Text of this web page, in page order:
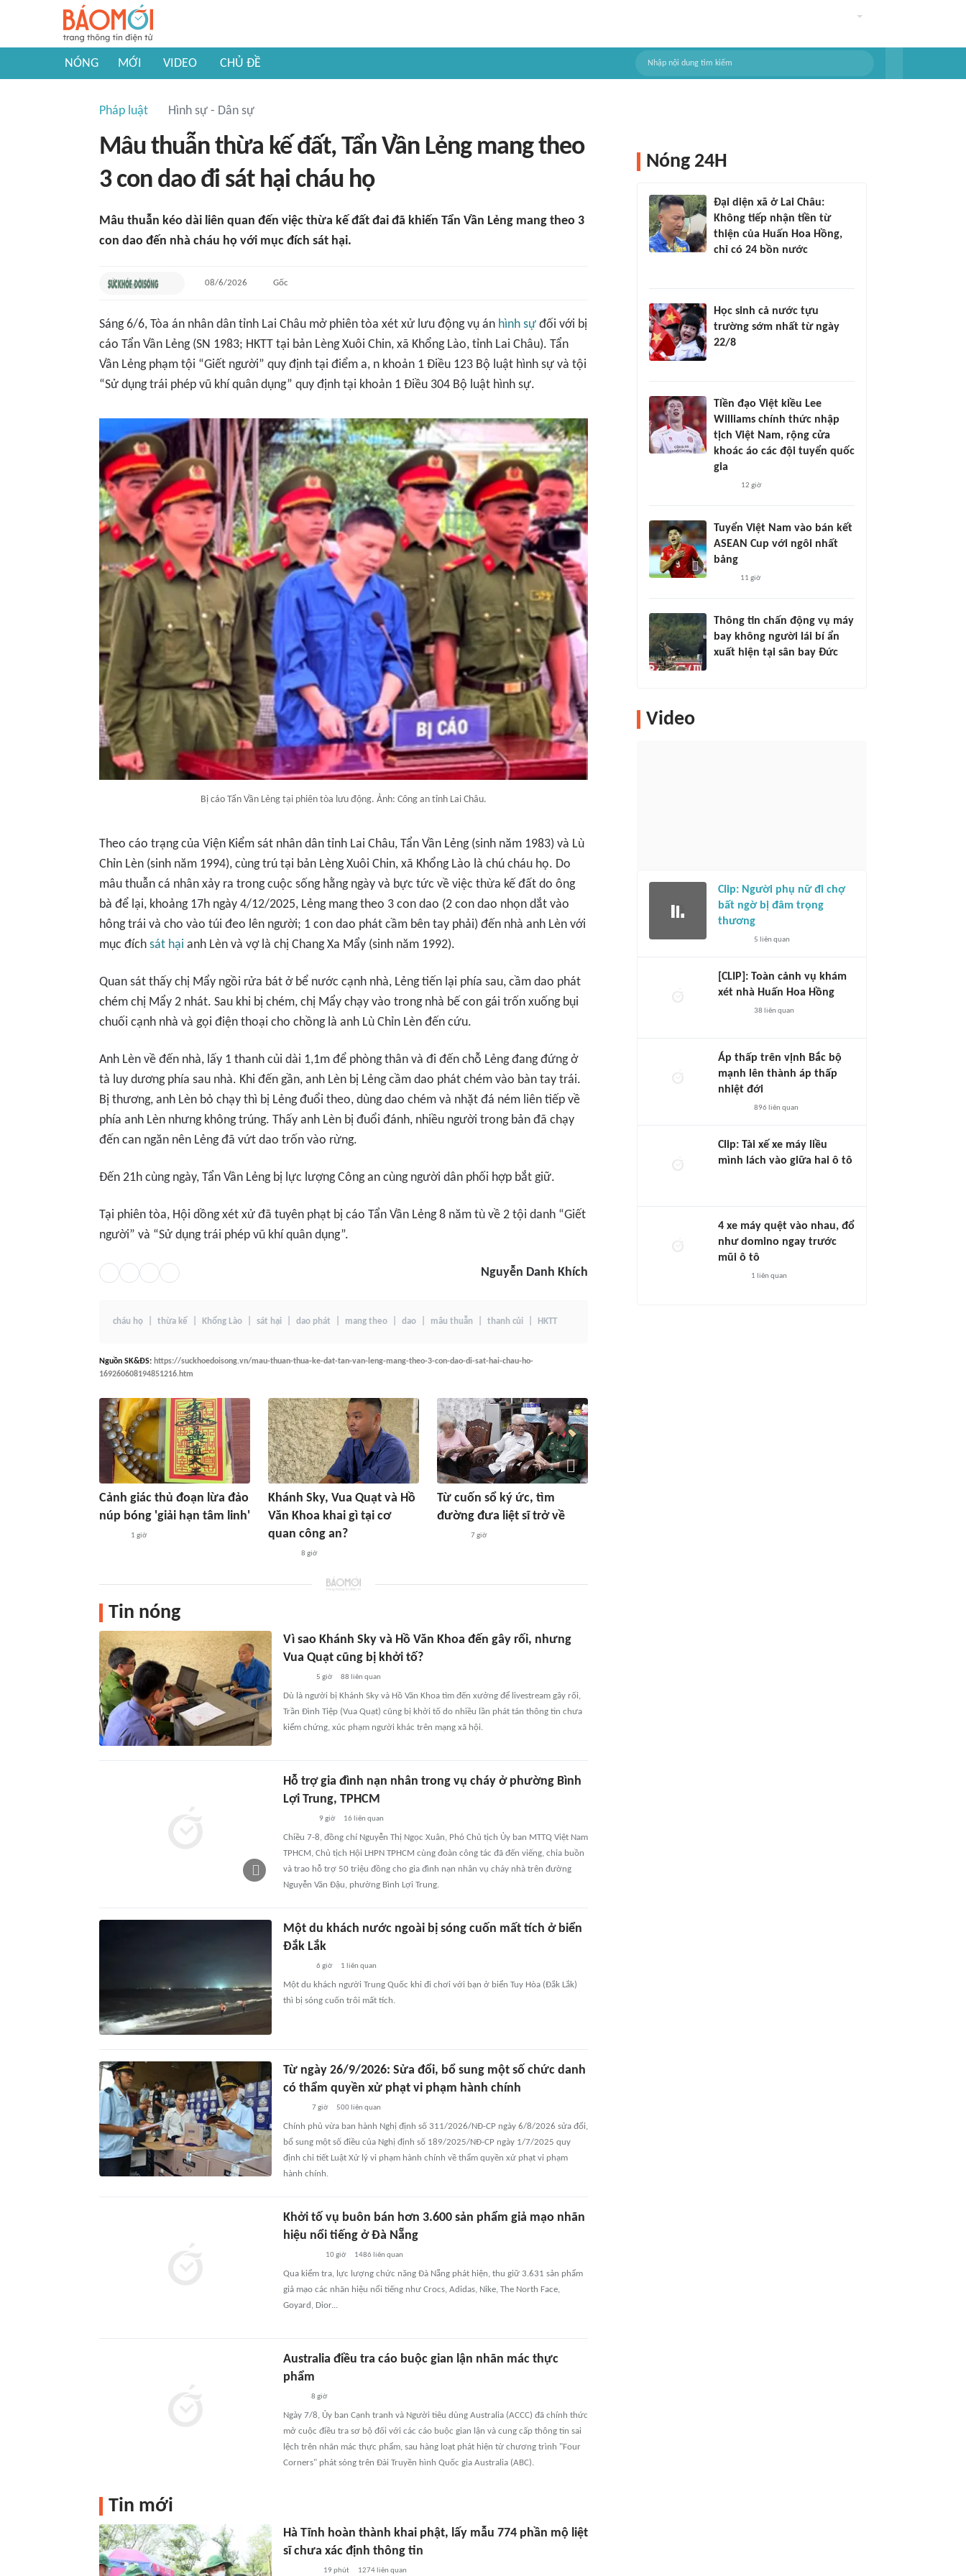
NÓNG MỚI VIDEO CHỦ ĐỀ
Pháp luật Hình sự - Dân sự
Mâu thuẫn thừa kế đất, Tẩn Vần Lẻng mang theo
3 con dao đi sát hại cháu họ
Mâu thuẫn kéo dài liên quan đến việc thừa kế đất đai đã khiến Tẩn Vần Lẻng mang theo 3
con dao đến nhà cháu họ với mục đích sát hại.
08/6/2026 Gốc
Sáng 6/6, Tòa án nhân dân tỉnh Lai Châu mở phiên tòa xét xử lưu động vụ án hình sự đối với bị
cáo Tẩn Vần Lẻng (SN 1983; HKTT tại bản Lèng Xuôi Chin, xã Khổng Lào, tỉnh Lai Châu). Tẩn
Vần Lẻng phạm tội “Giết người” quy định tại điểm a, n khoản 1 Điều 123 Bộ luật hình sự và tội
“Sử dụng trái phép vũ khí quân dụng” quy định tại khoản 1 Điều 304 Bộ luật hình sự.
Bị cáo Tẩn Vần Lẻng tại phiên tòa lưu động. Ảnh: Công an tỉnh Lai Châu.
Theo cáo trạng của Viện Kiểm sát nhân dân tỉnh Lai Châu, Tẩn Vần Lẻng (sinh năm 1983) và Lù
Chỉn Lèn (sinh năm 1994), cùng trú tại bản Lèng Xuôi Chin, xã Khổng Lào là chú cháu họ. Do
mâu thuẫn cá nhân xảy ra trong cuộc sống hằng ngày và bực tức về việc thừa kế đất do ông
bà để lại, khoảng 17h ngày 4/12/2025, Lẻng mang theo 3 con dao (2 con dao nhọn dắt vào
hông trái và cho vào túi đeo lên người; 1 con dao phát cầm bên tay phải) đến nhà anh Lèn với
mục đích sát hại anh Lèn và vợ là chị Chang Xa Mẩy (sinh năm 1992).
Quan sát thấy chị Mẩy ngồi rửa bát ở bể nước cạnh nhà, Lẻng tiến lại phía sau, cầm dao phát
chém chị Mẩy 2 nhát. Sau khi bị chém, chị Mẩy chạy vào trong nhà bế con gái trốn xuống bụi
chuối cạnh nhà và gọi điện thoại cho chồng là anh Lù Chỉn Lèn đến cứu.
Anh Lèn về đến nhà, lấy 1 thanh củi dài 1,1m để phòng thân và đi đến chỗ Lẻng đang đứng ở
tà luy dương phía sau nhà. Khi đến gần, anh Lèn bị Lẻng cầm dao phát chém vào bàn tay trái.
Bị thương, anh Lèn bỏ chạy thì bị Lẻng đuổi theo, dùng dao chém và nhặt đá ném liên tiếp về
phía anh Lèn nhưng không trúng. Thấy anh Lèn bị đuổi đánh, nhiều người trong bản đã chạy
đến can ngăn nên Lẻng đã vứt dao trốn vào rừng.
Đến 21h cùng ngày, Tẩn Vần Lẻng bị lực lượng Công an cùng người dân phối hợp bắt giữ.
Tại phiên tòa, Hội dồng xét xử đã tuyên phạt bị cáo Tẩn Vần Lẻng 8 năm tù về 2 tội danh “Giết
người” và “Sử dụng trái phép vũ khí quân dụng”.
Nguyễn Danh Khích
cháu họ thừa kế Khổng Lào sát hại dao phát mang theo dao mâu thuẫn thanh củi HKTT
Nguồn SK&ĐS: https://suckhoedoisong.vn/mau-thuan-thua-ke-dat-tan-van-leng-mang-theo-3-con-dao-di-sat-hai-chau-ho-
169260608194851216.htm
Cảnh giác thủ đoạn lừa đảo
núp bóng 'giải hạn tâm linh'
1 giờ
Khánh Sky, Vua Quạt và Hồ
Văn Khoa khai gì tại cơ
quan công an?
8 giờ
Từ cuốn sổ ký ức, tìm
đường đưa liệt sĩ trở về
7 giờ
Tin nóng
Vì sao Khánh Sky và Hồ Văn Khoa đến gây rối, nhưng
Vua Quạt cũng bị khởi tố?
5 giờ 88 liên quan
Dù là người bị Khánh Sky và Hồ Văn Khoa tìm đến xưởng để livestream gây rối,
Trần Đình Tiệp (Vua Quạt) cũng bị khởi tố do nhiều lần phát tán thông tin chưa
kiểm chứng, xúc phạm người khác trên mạng xã hội.
Hỗ trợ gia đình nạn nhân trong vụ cháy ở phường Bình
Lợi Trung, TPHCM
9 giờ 16 liên quan
Chiều 7-8, đồng chí Nguyễn Thị Ngọc Xuân, Phó Chủ tịch Ủy ban MTTQ Việt Nam
TPHCM, Chủ tịch Hội LHPN TPHCM cùng đoàn công tác đã đến viếng, chia buồn
và trao hỗ trợ 50 triệu đồng cho gia đình nạn nhân vụ cháy nhà trên đường
Nguyễn Văn Đậu, phường Bình Lợi Trung.
Một du khách nước ngoài bị sóng cuốn mất tích ở biển
Đắk Lắk
6 giờ 1 liên quan
Một du khách người Trung Quốc khi đi chơi với bạn ở biển Tuy Hòa (Đắk Lắk)
thì bị sóng cuốn trôi mất tích.
Từ ngày 26/9/2026: Sửa đổi, bổ sung một số chức danh
có thẩm quyền xử phạt vi phạm hành chính
7 giờ 500liên quan
Chính phủ vừa ban hành Nghị định số 311/2026/NĐ-CP ngày 6/8/2026 sửa đổi,
bổ sung một số điều của Nghị định số 189/2025/NĐ-CP ngày 1/7/2025 quy
định chi tiết Luật Xử lý vi phạm hành chính về thẩm quyền xử phạt vi phạm
hành chính.
Khởi tố vụ buôn bán hơn 3.600 sản phẩm giả mạo nhãn
hiệu nổi tiếng ở Đà Nẵng
10 giờ 1486 liên quan
Qua kiểm tra, lực lượng chức năng Đà Nẵng phát hiện, thu giữ 3.631 sản phẩm
giả mạo các nhãn hiệu nổi tiếng như Crocs, Adidas, Nike, The North Face,
Goyard, Dior...
Australia điều tra cáo buộc gian lận nhãn mác thực
phẩm
8 giờ
Ngày 7/8, Ủy ban Cạnh tranh và Người tiêu dùng Australia (ACCC) đã chính thức
mở cuộc điều tra sơ bộ đối với các cáo buộc gian lận và cung cấp thông tin sai
lệch trên nhãn mác thực phẩm, sau hàng loạt phát hiện từ chương trình "Four
Corners" phát sóng trên Đài Truyền hình Quốc gia Australia (ABC).
Tin mới
Hà Tĩnh hoàn thành khai phật, lấy mẫu 774 phần mộ liệt
sĩ chưa xác định thông tin
19 phút 1274liên quan
Nóng 24H
Đại diện xã ở Lai Châu:
Không tiếp nhận tiền từ
thiện của Huấn Hoa Hồng,
chỉ có 24 bồn nước
Học sinh cả nước tựu
trường sớm nhất từ ngày
22/8
Tiền đạo Việt kiều Lee
Williams chính thức nhập
tịch Việt Nam, rộng cửa
khoác áo các đội tuyển quốc
gia
12 giờ
Tuyển Việt Nam vào bán kết
ASEAN Cup với ngôi nhất
bảng
11 giờ
Thông tin chấn động vụ máy
bay không người lái bí ẩn
xuất hiện tại sân bay Đức
Video
Clip: Người phụ nữ đi chợ
bất ngờ bị đâm trọng
thương
5 liên quan
[CLIP]: Toàn cảnh vụ khám
xét nhà Huấn Hoa Hồng
38 liên quan
Áp thấp trên vịnh Bắc bộ
mạnh lên thành áp thấp
nhiệt đới
896 liên quan
Clip: Tài xế xe máy liều
mình lách vào giữa hai ô tô
4 xe máy quệt vào nhau, đổ
như domino ngay trước
mũi ô tô
1 liên quan